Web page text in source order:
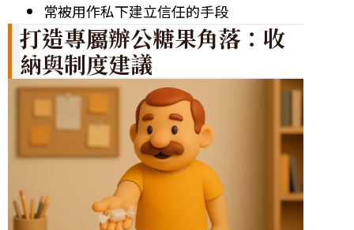
常被用作私下建立信任的手段
打造專屬辦公糖果角落：收
納與制度建議